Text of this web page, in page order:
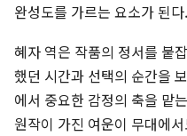
완성도를 가르는 요소가 된다.
혜자 역은 작품의 정서를 붙
했던 시간과 선택의 순간을
에서 중요한 감정의 축을 맡
원작이 가진 여운이 무대에